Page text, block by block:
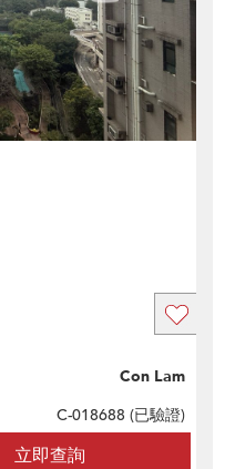
立即查詢
Con Lam
C-018688 (已驗證)